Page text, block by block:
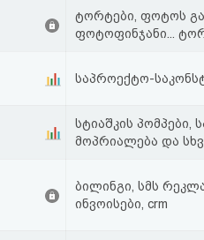
ტორტები, ფოტოს
ფოტოფინჯანი...
საპროექტო-
სტიაშკის პომპები,
მოპრიალება და
ბილინგი, სმს
ინვოისები, crm